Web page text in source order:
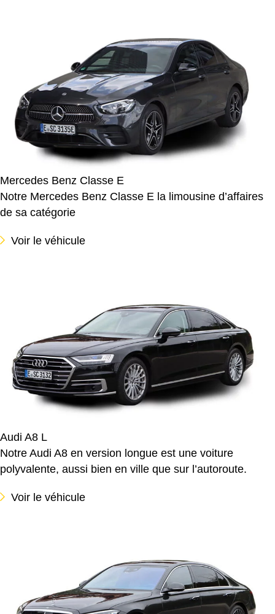
Mercedes Benz Classe E
Notre Mercedes Benz Classe E la limousine d’affaires
de sa catégorie
Voir le véhicule
Audi A8 L
Notre Audi A8 en version longue est une voiture
polyvalente, aussi bien en ville que sur l’autoroute.
Voir le véhicule